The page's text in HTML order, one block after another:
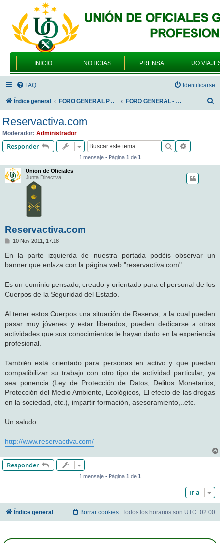
INICIO NOTICIAS PRENSA UO
FAQ Identificarse
Índice general FORO GENERAL PARA TODOS LOS USUARIOS FORO GENERAL - VARIEDADES
r
Reservactiva.com
Moderador: Administrador
Responder Buscar
1 mensaje • Página 1 de 1
Union de Oficiales
Junta Directiva
Reservactiva.com
M
n
s
a
10 Nov 2011, 17:18
En la parte izquierda de nuestra portada podéis observar un
banner que enlaza con la página web "reservactiva.com".
Es un dominio pensado, creado y orientado para el personal de los
Cuerpos de la Seguridad del Estado.
Al tener estos Cuerpos una situación de Reserva, a la cual pueden
pasar muy jóvenes y estar liberados, pueden dedicarse a otras
actividades que sus conocimientos le hayan dado en la experiencia
profesional.
También está orientado para personas en activo y que puedan
compatibilizar su trabajo con otro tipo de actividad particular, ya
sea ponencia (Ley de Protección de Datos, Delitos Monetarios,
Protección del Medio Ambiente, Ecológicos, El efecto de las drogas
en la sociedad, etc.), impartir formación, asesoramiento,..etc.
Un saludo
http://www.reservactiva.com/
Responder
1 mensaje • Página 1 de 1
Ir a
Índice general Todos los horarios son UTC+02:00
Borrar cookies